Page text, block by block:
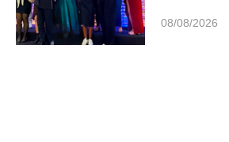
08/08/2026